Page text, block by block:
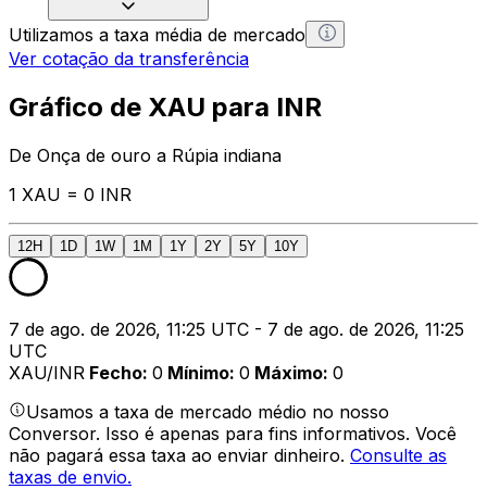
Utilizamos a taxa média de mercado
Ver cotação da transferência
Gráfico de XAU para INR
De Onça de ouro a Rúpia indiana
1 XAU = 0 INR
12H 1D 1W 1M 1Y 2Y 5Y 10Y
7 de ago. de 2026, 11:25 UTC - 7 de ago. de 2026, 11:25
UTC
XAU/INR Fecho: 0 Mínimo: 0 Máximo: 0
Usamos a taxa de mercado médio no nosso
Conversor. Isso é apenas para fins informativos. Você
não pagará essa taxa ao enviar dinheiro. Consulte as
taxas de envio.